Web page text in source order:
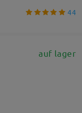
44
auf lager